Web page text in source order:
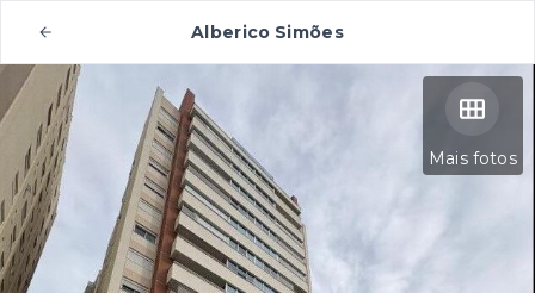
Alberico Simões
Mais fotos